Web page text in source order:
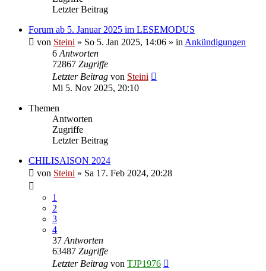
Letzter Beitrag
Forum ab 5. Januar 2025 im LESEMODUS
von Steini » So 5. Jan 2025, 14:06 » in Ankündigungen
6 Antworten
72867 Zugriffe
Letzter Beitrag von Steini
Mi 5. Nov 2025, 20:10
Themen
Antworten
Zugriffe
Letzter Beitrag
CHILISAISON 2024
von Steini » Sa 17. Feb 2024, 20:28
1
2
3
4
37 Antworten
63487 Zugriffe
Letzter Beitrag von TJP1976